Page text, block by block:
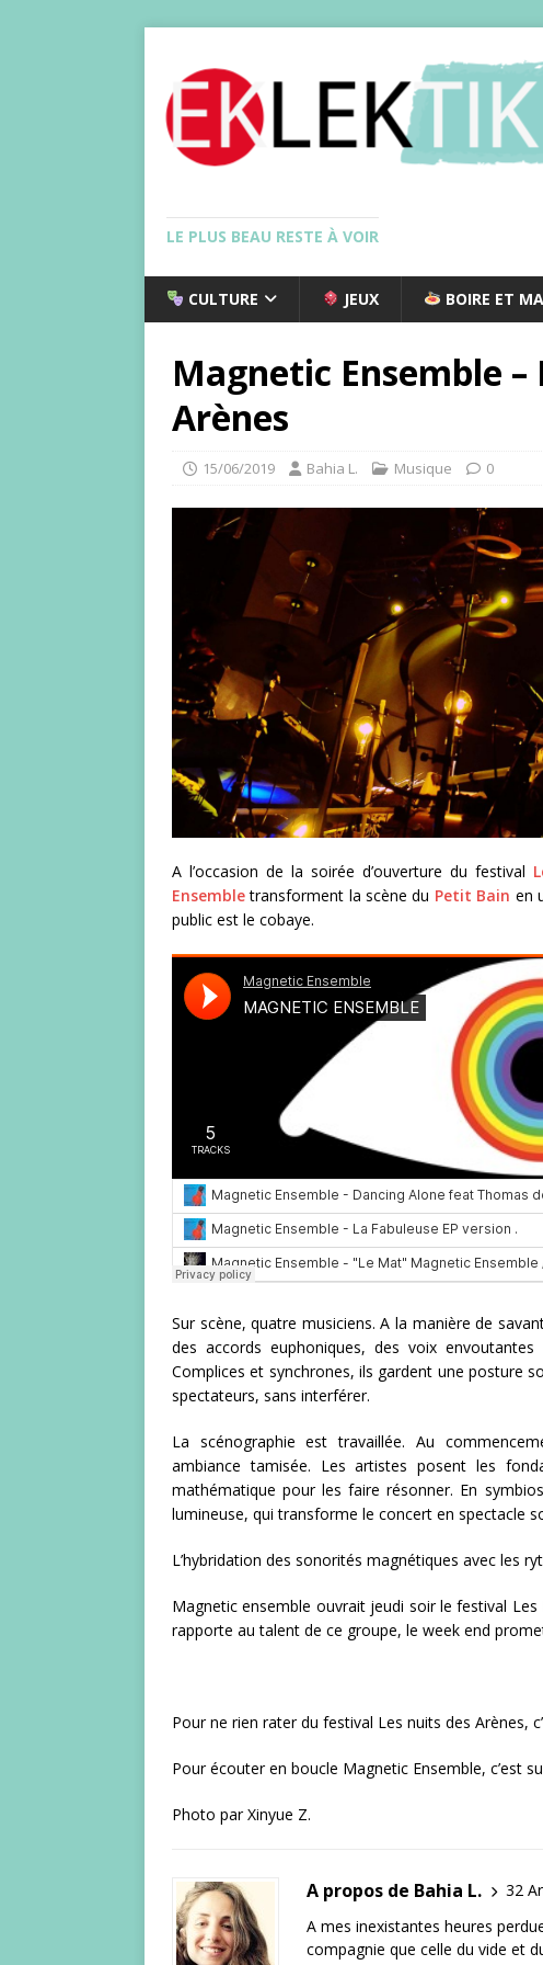
LE PLUS BEAU RESTE À VOIR
CULTURE JEUX BOIRE ET
Magnetic Ensemble
Arènes
15/06/2019 Bahia L. Musique 0
A l’occasion de la soirée d’ouverture du festival
Ensembletransforment la scène du Petit Bain en
public est le cobaye.
Sur scène, quatre musiciens. A la manière de
des accords euphoniques, des voix
Complices et synchrones, ils gardent une posture
spectateurs, sans interférer.
La scénographie est travaillée. Au
ambiance tamisée. Les artistes posent les
mathématique pour les faire résonner. En
lumineuse, qui transforme le concert en spectacle
L’hybridation des sonorités magnétiques avec les
Magnetic ensemble ouvrait jeudi soir le festival
rapporte au talent de ce groupe, le week end
Pour ne rien rater du festival Les nuits des Arènes,
Pour écouter en boucle Magnetic Ensemble, c’est
Photo par Xinyue Z.
A propos de Bahia L.
32
A mes inexistantes heures
compagnie que celle du vide et